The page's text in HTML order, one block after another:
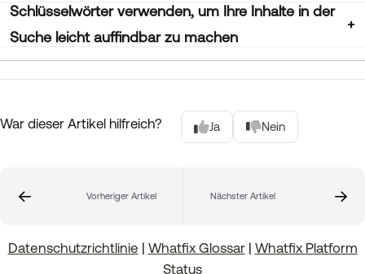
Schlüsselwörter verwenden, um Ihre Inhalte in der
Suche leicht auffindbar zu machen
War dieser Artikel hilfreich? Ja Nein
Vorheriger Artikel Nächster Artikel
Datenschutzrichtlinie | Whatfix Glossar| Whatfix Platform
Status